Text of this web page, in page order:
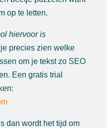
op te letten.
hiervoor is
precies zien welke
om je tekst zo SEO
Een gratis trial
dan wordt het tijd om